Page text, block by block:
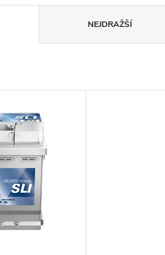
NEJDRAŽŠÍ